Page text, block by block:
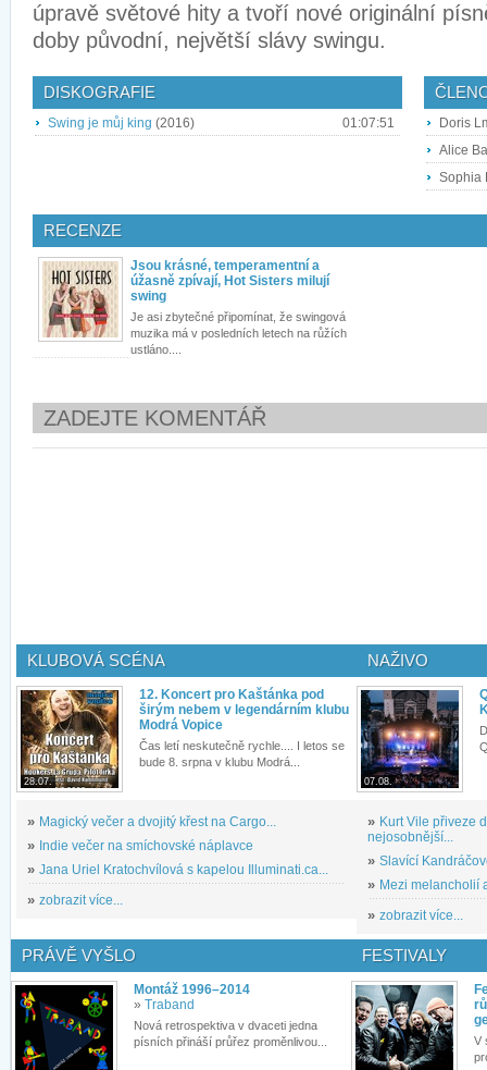
úpravě světové hity a tvoří nové originální
doby původní, největší slávy swingu.
DISKOGRAFIE
Swing je můj king (2016) 01:07:51
Doris
Alice
Sophia
RECENZE
Jsou krásné, temperamentní a
úžasně zpívají, Hot Sisters milují
swing
Je asi zbytečné připomínat, že swingová
muzika má v posledních letech na růžích
ustláno....
ZADEJTE KOMENTÁŘ
KLUBOVÁ SCÉNA
28.07.
12. Koncert pro Kaštánka pod
širým nebem v legendárním klubu
Modrá Vopice
Čas letí neskutečně rychle.... I letos se
bude 8. srpna v klubu Modrá...
» Magický večer a dvojitý křest na Cargo...
» Indie večer na smíchovské náplavce
» Jana Uriel Kratochvílová s kapelou Illuminati.ca...
» zobrazit více...
NAŽIVO
07.08.
» Kurt Vile přiveze
nejosobnější...
» Slavící
» Mezi melancholií
» zobrazit více...
PRÁVĚ VYŠLO
Montáž 1996–2014
» Traband
Nová retrospektiva v dvaceti jedna
písních přináší průřez proměnlivou...
FESTIVALY
V